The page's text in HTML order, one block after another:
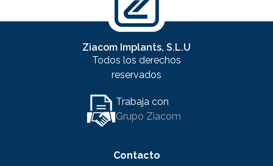
Contacto
Ziacom Implants, S.L.U
Todos los derechos
reservados
Trabaja con
Grupo Ziacom